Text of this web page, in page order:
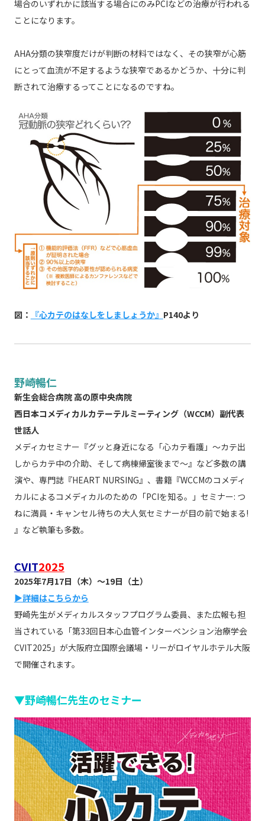
場合のいずれかに該当する場合にのみPCIなどの治療が行われる
ことになります。
AHA分類の狭窄度だけが判断の材料ではなく、その狭窄が心筋
にとって血流が不足するような狭窄であるかどうか、十分に判
断されて治療するってことになるのですね。
図： 『心カテのはなしをしましょうか』 P140より
野崎暢仁
新生会総合病院 高の原中央病院
西日本コメディカルカテーテルミーティング（WCCM）副代表
世話人
メディカセミナー『グッと身近になる「心カテ看護」～カテ出
しからカテ中の介助、そして病棟帰室後まで～』など多数の講
演や、専門誌『HEART NURSING』、書籍『WCCMのコメディ
カルによるコメディカルのための「PCIを知る。」セミナー: つ
ねに満員・キャンセル待ちの大人気セミナーが目の前で始まる!
』など執筆も多数。
CVIT2025
2025年7月17日（木）～19日（土）
▶詳細はこちらから
野崎先生がメディカルスタッフプログラム委員、また広報も担
当されている「第33回日本心血管インターベンション治療学会
CVIT2025」が大阪府立国際会議場・リーがロイヤルホテル大阪
で開催されます。
▼野崎暢仁先生のセミナー